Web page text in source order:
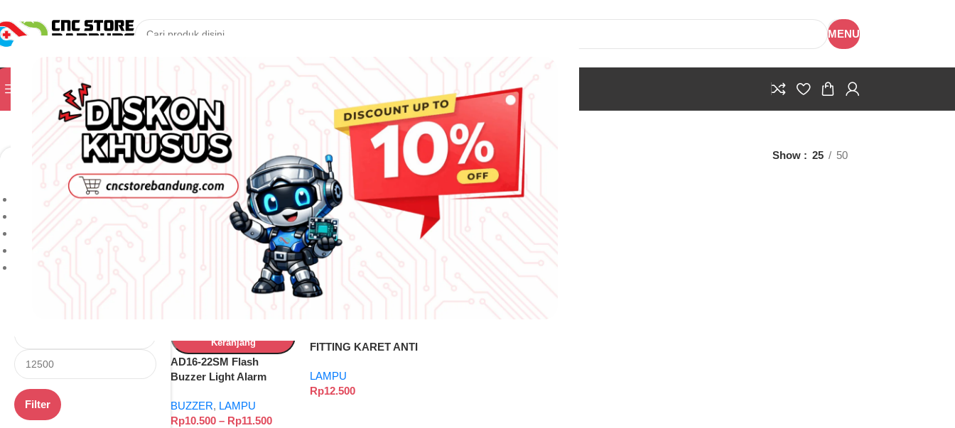
PILIH KATEGORI
MENU
Kategori
ALAT UKUR
ALAT UKUR
Kunjungi Toko Kami
Urutkan berdasarkan
Rating Rata-rata
Produk Terbaru
Harga: terendah ke tertinggi
Filter berdasarkan harga
Filter
Menampilkan semua 2 hasil Show 25 50
Keranjang
AD16-22SM Flash
Buzzer Light Alarm
DC24V AC220V Lampu
Indikator Bunyi Merah
BUZZER, LAMPU
Rp10.500 – Rp11.500
FITTING KARET ANTI
FITTING TEMBAGA
LAMPU
Rp12.500